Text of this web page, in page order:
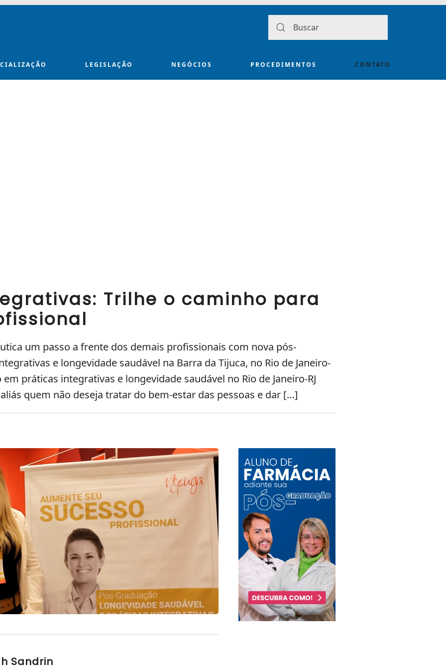
LEGISLAÇÃO NEGÓCIOS PROCEDIMENTOS CONTATO
Trilhe o caminho para
um passo a frente dos demais profissionais com nova pós-
e longevidade saudável na Barra da Tijuca, no Rio de Janeiro-
em práticas integrativas e longevidade saudável no Rio de Janeiro-RJ
quem não deseja tratar do bem-estar das pessoas e dar […]
Sandrin